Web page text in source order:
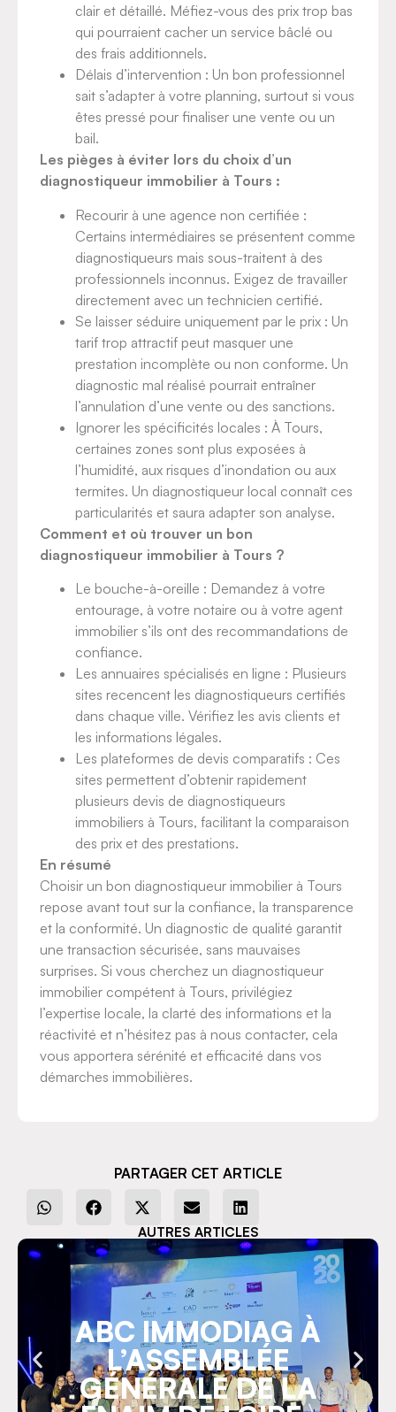
clair et détaillé. Méfiez-vous des prix trop bas
qui pourraient cacher un service bâclé ou
des frais additionnels.
Délais d’intervention : Un bon professionnel
sait s’adapter à votre planning, surtout si vous
êtes pressé pour finaliser une vente ou un
bail.
Les pièges à éviter lors du choix d’un
diagnostiqueur immobilier à Tours :
Recourir à une agence non certifiée :
Certains intermédiaires se présentent comme
diagnostiqueurs mais sous-traitent à des
professionnels inconnus. Exigez de travailler
directement avec un technicien certifié.
Se laisser séduire uniquement par le prix : Un
tarif trop attractif peut masquer une
prestation incomplète ou non conforme. Un
diagnostic mal réalisé pourrait entraîner
l’annulation d’une vente ou des sanctions.
Ignorer les spécificités locales : À Tours,
certaines zones sont plus exposées à
l’humidité, aux risques d’inondation ou aux
termites. Un diagnostiqueur local connaît ces
particularités et saura adapter son analyse.
Comment et où trouver un bon
diagnostiqueur immobilier à Tours ?
Le bouche-à-oreille : Demandez à votre
entourage, à votre notaire ou à votre agent
immobilier s’ils ont des recommandations de
confiance.
Les annuaires spécialisés en ligne : Plusieurs
sites recencent les diagnostiqueurs certifiés
dans chaque ville. Vérifiez les avis clients et
les informations légales.
Les plateformes de devis comparatifs : Ces
sites permettent d’obtenir rapidement
plusieurs devis de diagnostiqueurs
immobiliers à Tours, facilitant la comparaison
des prix et des prestations.
En résumé
Choisir un bon diagnostiqueur immobilier à Tours
repose avant tout sur la confiance, la transparence
et la conformité. Un diagnostic de qualité garantit
une transaction sécurisée, sans mauvaises
surprises. Si vous cherchez un diagnostiqueur
immobilier compétent à Tours, privilégiez
l’expertise locale, la clarté des informations et la
réactivité et n’hésitez pas à nous contacter, cela
vous apportera sérénité et efficacité dans vos
démarches immobilières.
PARTAGER CET ARTICLE
AUTRES ARTICLES
ABC IMMODIAG À
L’ASSEMBLÉE
GÉNÉRALE DE LA